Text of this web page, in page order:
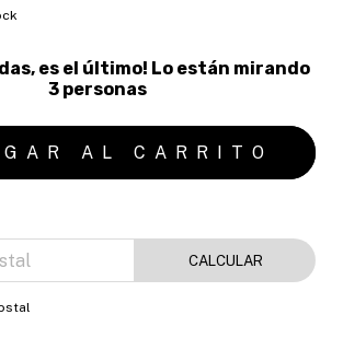
es el último! Lo están mirando
3 personas
CALCULAR